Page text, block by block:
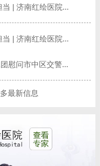
| 济南红绘医院...
| 济南红绘医院...
慰问市中区交警...
最新信息